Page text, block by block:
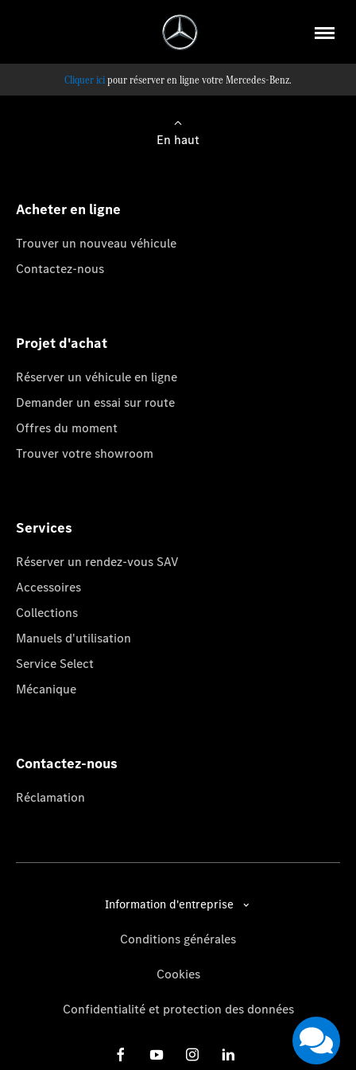
pour réserver en ligne votre Mercedes-Benz.
En haut
Acheter en ligne
Trouver un nouveau véhicule
Contactez-nous
Projet d'achat
Réserver un véhicule en ligne
Demander un essai sur route
Offres du moment
Trouver votre showroom
Services
Réserver un rendez-vous SAV
Accessoires
Collections
Manuels d'utilisation
Service Select
Mécanique
Contactez-nous
Réclamation
Information d'entreprise
Conditions générales
Cookies
Confidentialité et protection des données